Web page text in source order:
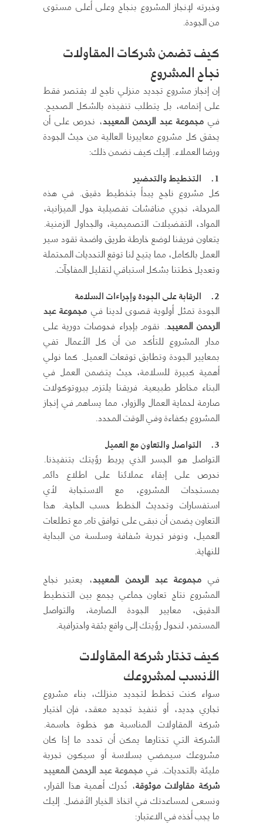
وخبرته لإنجاز المشروع بنجاح وعلى أعلى مستوى
من الجودة.
كيف تضمن شركات المقاولات
نجاح المشروع
إن إنجاز مشروع تجديد منزلي ناجح لا يقتصر فقط
على إتمامه، بل يتطلب تنفيذه بالشكل الصحيح.
في مجموعة عبد الرحمن المعيبد، نحرص على أن
يحقق كل مشروع معاييرنا العالية من حيث الجودة
ورضا العملاء. إليك كيف نضمن ذلك:
1. التخطيط والتحضير
كل مشروع ناجح يبدأ بتخطيط دقيق. في هذه
المرحلة، نجري مناقشات تفصيلية حول الميزانية،
المواد، التفضيلات التصميمية، والجداول الزمنية.
يتعاون فريقنا لوضع خارطة طريق واضحة تقود سير
العمل بالكامل، مما يتيح لنا توقع التحديات المحتملة
وتعديل خطتنا بشكل استباقي لتقليل المفاجآت.
2. الرقابة على الجودة وإجراءات السلامة
الجودة تمثل أولوية قصوى لدينا في مجموعة عبد
الرحمن المعيبد. نقوم بإجراء فحوصات دورية على
مدار المشروع للتأكد من أن كل الأعمال تفي
بمعايير الجودة وتطابق توقعات العميل. كما نولي
أهمية كبيرة للسلامة، حيث يتضمن العمل في
البناء مخاطر طبيعية. فريقنا يلتزم ببروتوكولات
صارمة لحماية العمال والزوار، مما يساهم في إنجاز
المشروع بكفاءة وفي الوقت المحدد.
3. التواصل والتعاون مع العميل
التواصل هو الجسر الذي يربط رؤيتك بتنفيذنا.
نحرص على إبقاء عملائنا على اطلاع دائم
بمستجدات المشروع، مع الاستجابة لأي
استفسارات وتحديث الخطط حسب الحاجة. هذا
التعاون يضمن أن نبقى على توافق تام مع تطلعات
العميل، ونوفر تجربة شفافة وسلسة من البداية
للنهاية.
فيمجموعة عبد الرحمن المعيبد، يعتبر نجاح
المشروع نتاج تعاون جماعي يجمع بين التخطيط
الدقيق، معايير الجودة الصارمة، والتواصل
المستمر، لنحول رؤيتك إلى واقع بثقة واحترافية.
كيف تختار شركة المقاولات
الأنسب لمشروعك
سواء كنت تخطط لتجديد منزلك، بناء مشروع
تجاري جديد، أو تنفيذ تجديد معقد، فإن اختيار
شركة المقاولات المناسبة هو خطوة حاسمة.
الشركة التي تختارها يمكن أن تحدد ما إذا كان
مشروعك سيمضي بسلاسة أو سيكون تجربة
مليئة بالتحديات. في مجموعة عبد الرحمن المعيبد
شركة مقاولات موثوقة، نُدرك أهمية هذا القرار،
ونسعى لمساعدتك في اتخاذ الخيار الأفضل. إليك
ما يجب أخذه في الاعتبار: